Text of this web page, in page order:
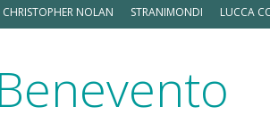
CHRISTOPHER NOLAN STRANIMONDI LUCCA